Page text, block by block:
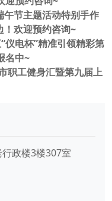
节主题活动特别手作
！欢迎预约咨询~
电杯”精准引领精彩第
名中~
职工健身汇暨第九届上
政楼3楼307室